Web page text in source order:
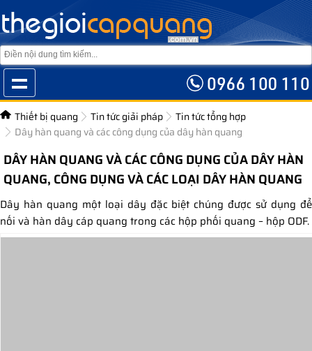
Thiết bị quang Tin tức giải pháp
Tin tức tổng hợp
Dây hàn quang và các công dụng của dây hàn quang
DÂY HÀN QUANG VÀ CÁC CÔNG DỤNG CỦA DÂY HÀN
QUANG, CÔNG DỤNG VÀ CÁC LOẠI DÂY HÀN QUANG
Dây hàn quang một loại dây đặc biệt chúng được sử dụng để
nối và hàn dây cáp quang trong các hộp phối quang – hộp ODF.